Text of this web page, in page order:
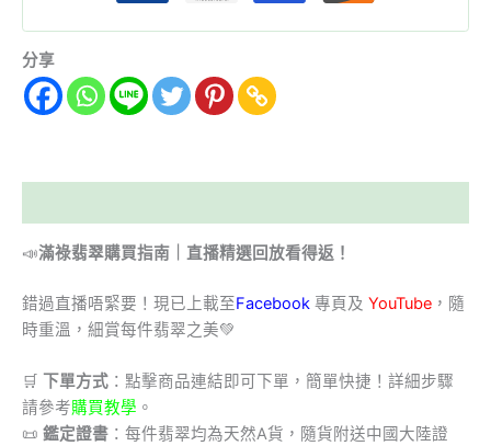
分享
📣滿祿翡翠購買指南｜直播精選回放看得返！
錯過直播唔緊要！現已上載至Facebook 專頁及 YouTube ，隨
時重溫，細賞每件翡翠之美💚
🛒 下單方式 ：點擊商品連結即可下單，簡單快捷！詳細步驟
請參考購買教學 。
📜 鑑定證書 ：每件翡翠均為天然A貨，隨貨附送中國大陸證